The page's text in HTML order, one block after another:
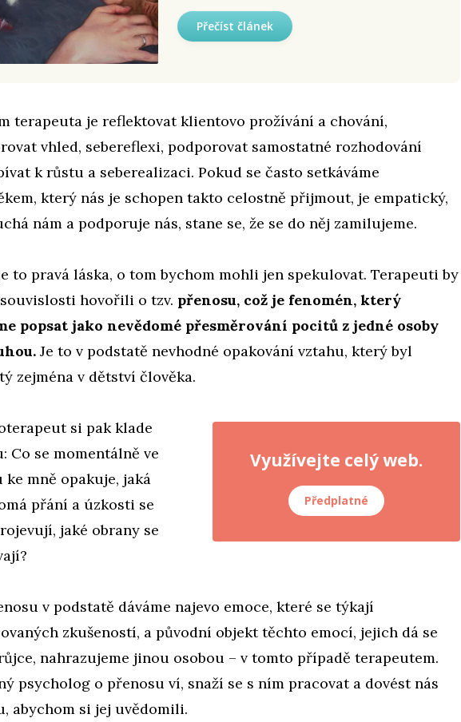
Přečíst článek
terapeuta je reflektovat klientovo prožívání a chování,
vhled, sebereflexi, podporovat samostatné rozhodování
k růstu a seberealizaci. Pokud se často setkáváme
který nás je schopen takto celostně přijmout, je empatický,
nám a podporuje nás, stane se, že se do něj zamilujeme.
to pravá láska, o tom bychom mohli jen spekulovat. Terapeuti by
hovořili o tzv. přenosu, což je fenomén, který
popsat jako nevědomé přesměrování pocitů z jedné osoby
Je to v podstatě nevhodné opakování vztahu, který byl
zejména v dětství člověka.
Využívejte celý web.
Předplatné
si pak klade
Co se momentálně ve
ke mně opakuje, jaká
přání a úzkosti se
jaké obrany se
v podstatě dáváme najevo emoce, které se týkají
zkušeností, a původní objekt těchto emocí, jejich dá se
nahrazujeme jinou osobou – v tomto případě terapeutem.
psycholog o přenosu ví, snaží se s ním pracovat a dovést nás
abychom si jej uvědomili.